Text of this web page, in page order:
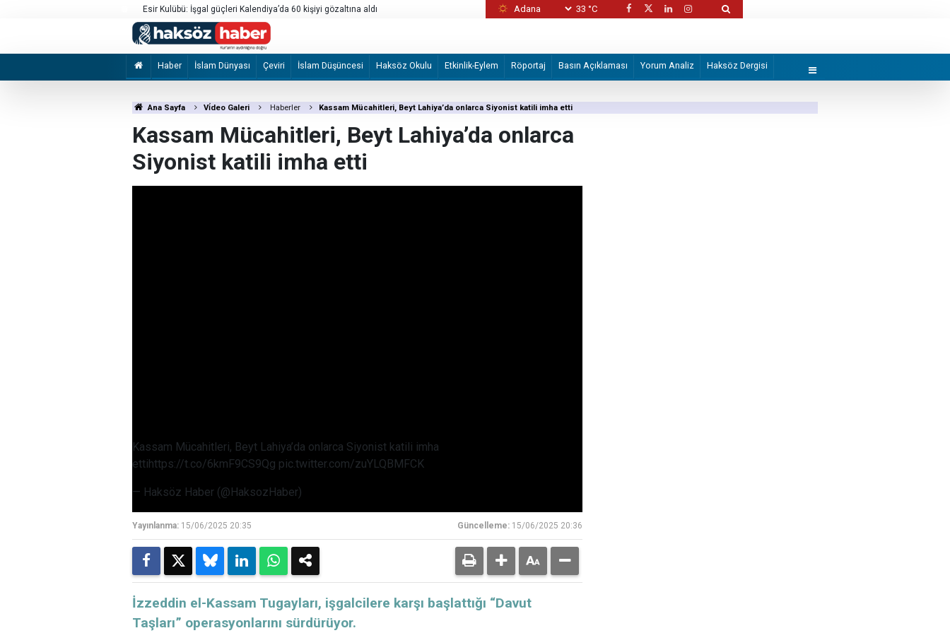
Esir Kulübü: İşgal güçleri Kalendiya’da 60 kişiyi gözaltına aldı ABD neden sürekli savaş kaybediyor?
33 °C
Haber İslam Dünyası Çeviri İslam Düşüncesi Haksöz Okulu Etkinlik-Eylem Röportaj Basın Açıklaması Yorum Analiz Haksöz Dergisi
Ana Sayfa Vi̇deo Galeri Haberler Kassam Mücahitleri, Beyt Lahiya’da onlarca Siyonist katili imha etti
Kassam Mücahitleri, Beyt Lahiya’da onlarca
Siyonist katili imha etti
Kassam Mücahitleri, Beyt Lahiya’da onlarca Siyonist katili imha
ettihttps://t.co/6kmF9CS9Qg pic.twitter.com/zuYLQBMFCK
— Haksöz Haber (@HaksozHaber)
Yayınlanma: 15/06/2025 20:35 Güncelleme: 15/06/2025 20:36
İzzeddin el-Kassam Tugayları, işgalcilere karşı başlattığı “Davut
Taşları” operasyonlarını sürdürüyor.